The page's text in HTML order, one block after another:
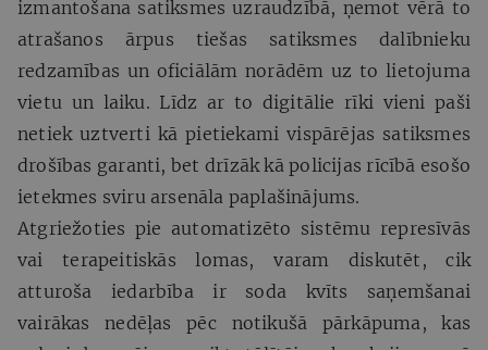
izmantošana satiksmes uzraudzībā, ņemot vērā to
atrašanos ārpus tiešas satiksmes dalībnieku
redzamības un oficiālām norādēm uz to lietojuma
vietu un laiku. Līdz ar to digitālie rīki vieni paši
netiek uztverti kā pietiekami vispārējas satiksmes
drošības garanti, bet drīzāk kā policijas rīcībā esošo
ietekmes sviru arsenāla paplašinājums.
Atgriežoties pie automatizēto sistēmu represīvās
vai terapeitiskās lomas, varam diskutēt, cik
atturoša iedarbība ir soda kvīts saņemšanai
vairākas nedēļas pēc notikušā pārkāpuma, kas